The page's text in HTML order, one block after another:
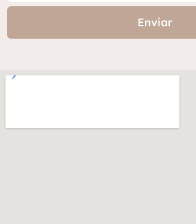
Enviar